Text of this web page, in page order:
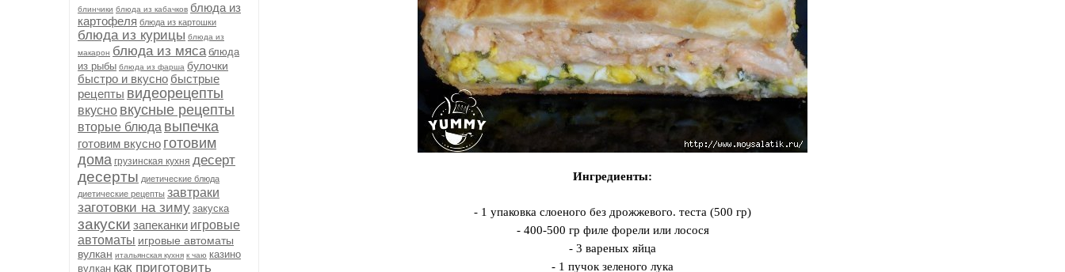
блинчики блюда из кабачков блюда из
картофеля блюда из картошки
блюда из курицы блюда из
макарон блюда из мяса блюда
из рыбы блюда из фарша булочки
быстро и вкусно быстрые
рецепты видеорецепты
вкусно вкусные рецепты
вторые блюда выпечка
готовим вкусно готовим
дома грузинская кухня десерт
десерты диетические блюда
диетические рецепты завтраки
заготовки на зиму закуска
закуски запеканки игровые
автоматы игровые автоматы
вулкан итальянская кухня к чаю казино
вулкан как приготовить
Ингредиенты:
- 1 упаковка слоеного без дрожжевого. теста (500 гр)
- 400-500 гр филе форели или лосося
- 3 вареных яйца
- 1 пучок зеленого лука